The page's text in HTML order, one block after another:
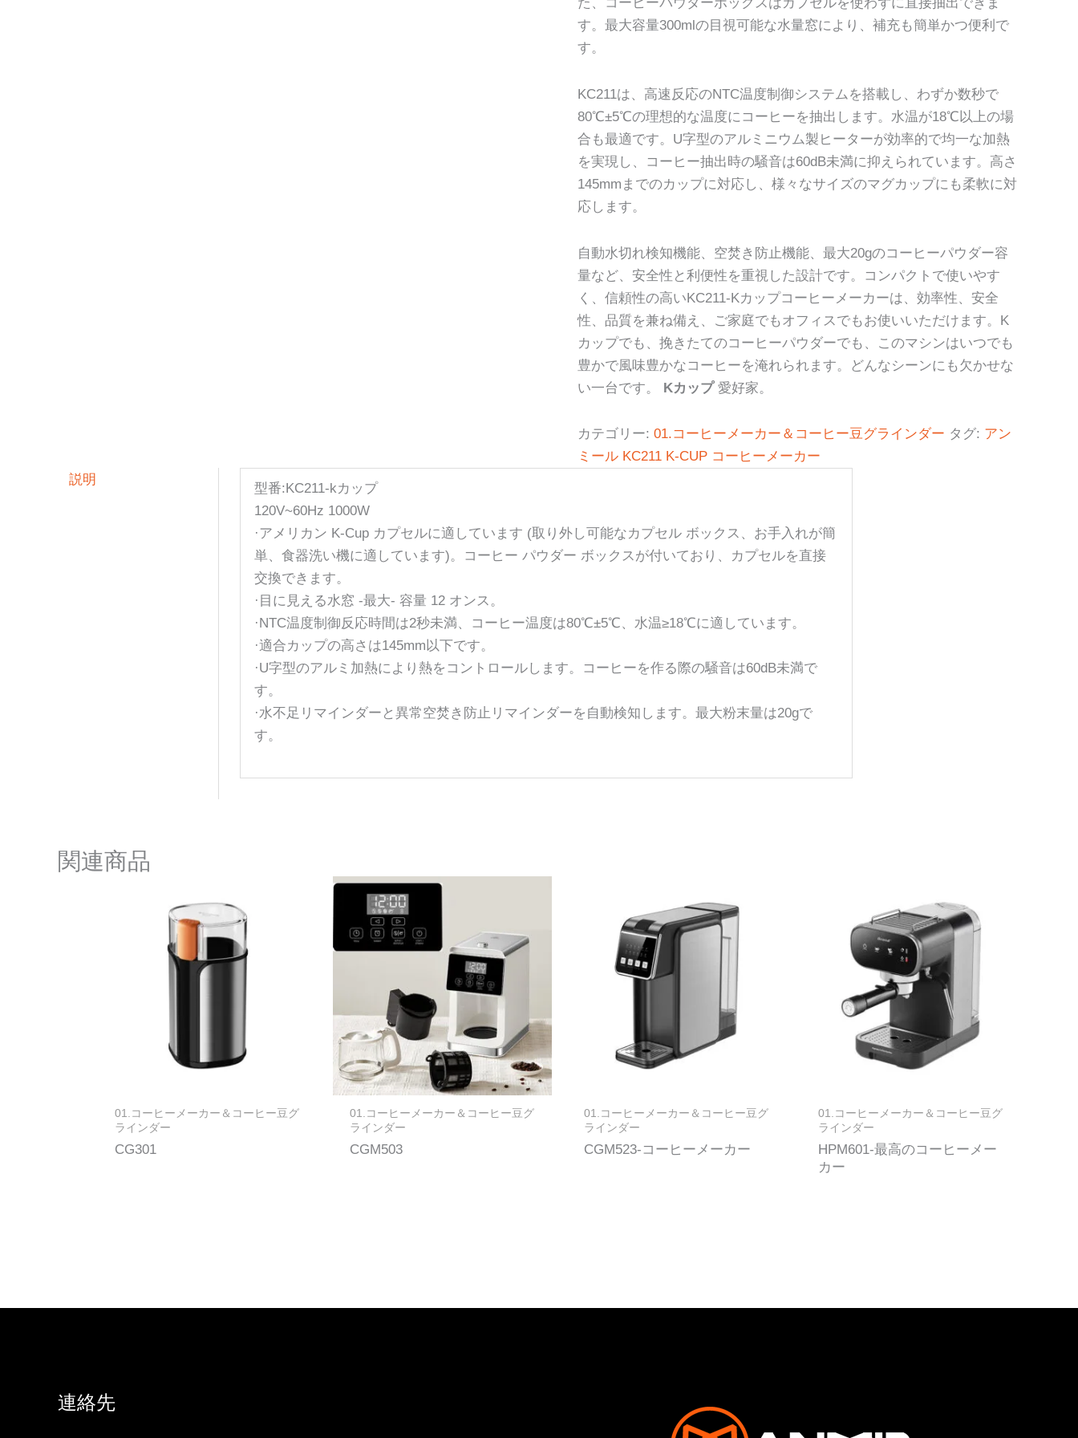
す。最大容量300mlの目視可能な水量窓により、補充も簡単かつ便利で
す。
KC211は、高速反応のNTC温度制御システムを搭載し、わずか数秒で
80℃±5℃の理想的な温度にコーヒーを抽出します。水温が18℃以上の場
合も最適です。U字型のアルミニウム製ヒーターが効率的で均一な加熱
を実現し、コーヒー抽出時の騒音は60dB未満に抑えられています。高さ
145mmまでのカップに対応し、様々なサイズのマグカップにも柔軟に対
応します。
自動水切れ検知機能、空焚き防止機能、最大20gのコーヒーパウダー容
量など、安全性と利便性を重視した設計です。コンパクトで使いやす
く、信頼性の高いKC211-Kカップコーヒーメーカーは、効率性、安全
性、品質を兼ね備え、ご家庭でもオフィスでもお使いいただけます。K
カップでも、挽きたてのコーヒーパウダーでも、このマシンはいつでも
豊かで風味豊かなコーヒーを淹れられます。どんなシーンにも欠かせな
い一台です。 Kカップ愛好家。
カテゴリー: 01.コーヒーメーカー＆コーヒー豆グラインダー タグ: アン
ミール KC211 K-CUP コーヒーメーカー
説明
型番:KC211-kカップ
120V~60Hz 1000W
·アメリカン K-Cup カプセルに適しています (取り外し可能なカプセル ボックス、お手入れが簡
単、食器洗い機に適しています)。コーヒー パウダー ボックスが付いており、カプセルを直接
交換できます。
·目に見える水窓 -最大- 容量 12 オンス。
·NTC温度制御反応時間は2秒未満、コーヒー温度は80℃±5℃、水温≥18℃に適しています。
·適合カップの高さは145mm以下です。
·U字型のアルミ加熱により熱をコントロールします。コーヒーを作る際の騒音は60dB未満で
す。
·水不足リマインダーと異常空焚き防止リマインダーを自動検知します。最大粉末量は20gで
す。
関連商品
01.コーヒーメーカー＆コーヒー豆グ
ラインダー
CG301
01.コーヒーメーカー＆コーヒー豆グ
ラインダー
CGM503
01.コーヒーメーカー＆コーヒー豆グ
ラインダー
CGM523-コーヒーメーカー
01.コーヒーメーカー＆コーヒー豆グ
ラインダー
HPM601-最高のコーヒーメー
カー
連絡先